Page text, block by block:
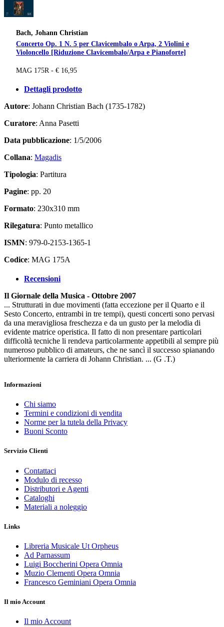
Bach, Johann Christian
Concerto Op. 1 N. 5 per Clavicembalo o Arpa, 2 Violini e
Violoncello [Riduzione Clavicembalo/Arpa e Pianoforte]
MAG 175R - € 16,95
Dettagli prodotto
Autore: Johann Christian Bach (1735-1782)
Curatore: Anna Pasetti
Data pubblicazione: 1/5/2006
Collana: Magadis
Tipologia: Partitura
Pagine: pp. 20
Formato: 230x310 mm
Rilegatura: Punto metallico
ISMN: 979-0-2153-1365-1
Codice: MAG 175A
Recensioni
Il Giornale della Musica - Ottobre 2007
... Strutturati in due movimenti (fatta eccezione per il Quarto e il
Sesto Concerto, entrambi in tre tempi), questi concerti sono pervasi
da una meravigliosa freschezza e da un gusto per la melodia di
evidente matrice operistica. Il fatto di non presentare particolari
difficoltà tecniche li rendeva particolarmente appetibili al sempre più
numeroso pubblico di amateurs, che ne sancì il successo spianando
ulteriormente la carriera di Johann Christian. ... (G .T.)
Informazioni
Chi siamo
Termini e condizioni di vendita
Norme per la tutela della Privacy
Buoni Sconto
Servizio Clienti
Contattaci
Modulo di recesso
Distributori e Agenti
Cataloghi
Materiali a noleggio
Links
Libreria Musicale Ut Orpheus
Ad Parnassum
Luigi Boccherini Opera Omnia
Muzio Clementi Opera Omnia
Francesco Geminiani Opera Omnia
Il mio Account
Il mio Account